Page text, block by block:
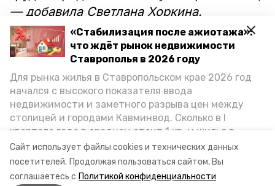
Сайт использует файлы cookies и технических данных
посетителей. Продолжая пользоваться сайтом, Вы
соглашаетесь с Политикой конфиденциальности
«Стабилизация после ажиотажа»:
что ждёт рынок недвижимости
Ставрополья в 2026 году
Для рынка жилья в Ставропольском крае 2026 год
начался с высокого показателя ввода
недвижимости и заметного разрыва цен между
столицей и городами Кавминвод. Сколько в I
квартале года в среднем стоит 1 кв. м жилья в
городах и округах региона, как изменился спрос на
первичку и вторичку, какова себестоимость
стройки собственного жилья в этом году и какие
— добавила Светлана Хоркина.
Золотую медаль выиграл спортсмен из
Южной Кореи Син Джи-хван из Южной
Кореи с результатом 14,783 балла.
Россиянин набрал столько же, остался с
серебром. Третье место занял армянин
Артур Давтян,сообщаетRT.
Фото: РИА Новости / Григорий Сысоев